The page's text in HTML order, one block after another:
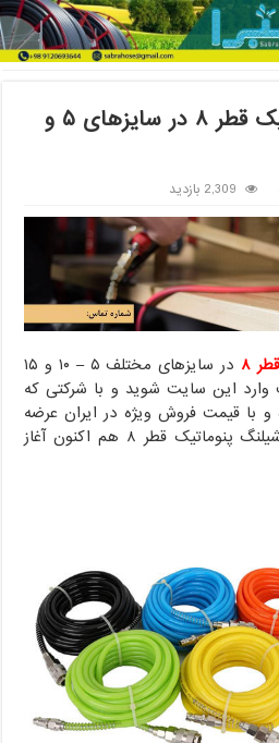
فروش شیلنگ پنوماتیک قطر ۸ در سایزهای ۵ و
فروش شیلنگ پنوماتیک قطر ۸ در سایزهای ۵ و
2,309 بازدید
۸
در سایزهای مختلف ۵ – ۱۰ و ۱۵
این سایت شوید و با شرکتی که
با قیمت فروش ویژه در ایران عرضه
می کند آشنا شوید. فروش شیلنگ پنوماتیک قطر ۸ هم اکنون آغاز